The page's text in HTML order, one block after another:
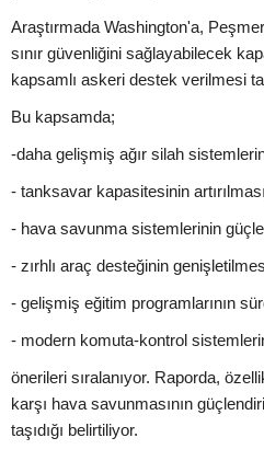
Araştırmada Washington'a,
sınır güvenliğini sağlayabilecek
kapsamlı askeri destek verilmesi
Bu kapsamda;
-daha gelişmiş ağır silah
- tanksavar kapasitesinin
- hava savunma sistemlerinin
- zırhlı araç desteğinin
- gelişmiş eğitim programlarının
- modern komuta-kontrol
önerileri sıralanıyor. Raporda,
karşı hava savunmasının
taşıdığı belirtiliyor.